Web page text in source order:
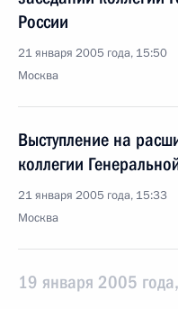
России
21 января 2005 года, 15:50
Москва
Выступление на
коллегии
21 января 2005 года, 15:33
Москва
19 января 2005